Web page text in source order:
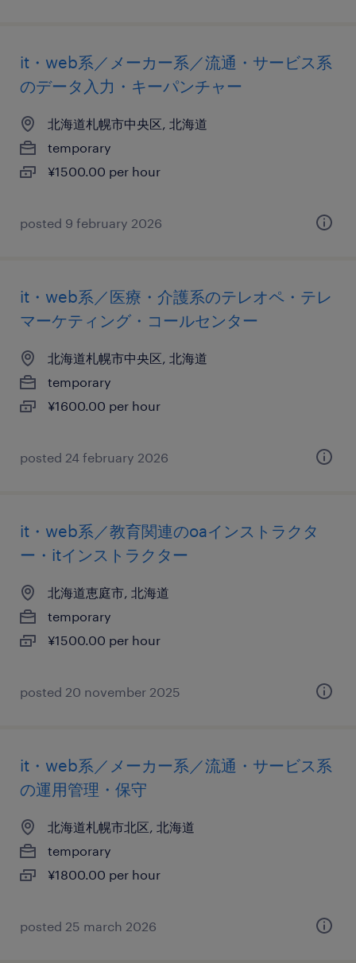
it・web系／メーカー系／流通・サービス系
のデータ入力・キーパンチャー
北海道札幌市中央区, 北海道
temporary
¥1500.00 per hour
posted 9 february 2026
it・web系／医療・介護系のテレオペ・テレ
マーケティング・コールセンター
北海道札幌市中央区, 北海道
temporary
¥1600.00 per hour
posted 24 february 2026
it・web系／教育関連のoaインストラクタ
ー・itインストラクター
北海道恵庭市, 北海道
temporary
¥1500.00 per hour
posted 20 november 2025
it・web系／メーカー系／流通・サービス系
の運用管理・保守
北海道札幌市北区, 北海道
temporary
¥1800.00 per hour
posted 25 march 2026